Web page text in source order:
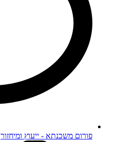
פורום משכנתא - ייעוץ ומיחזור